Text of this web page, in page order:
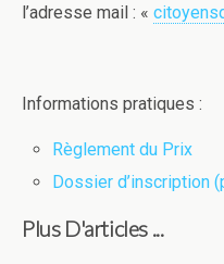
l’adresse mail : «
Informations pratiques :
Règlement du Prix
Dossier d’inscription
Plus D'articles ...